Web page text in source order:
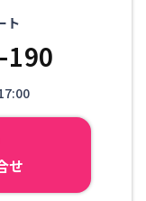
ト
190
せ